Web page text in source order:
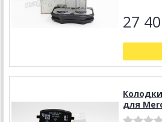
27
для